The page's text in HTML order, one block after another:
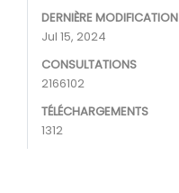
DERNIÈRE MODIFICATION
Jul 15, 2024
CONSULTATIONS
2166102
TÉLÉCHARGEMENTS
1312